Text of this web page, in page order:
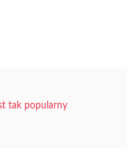
tak popularny